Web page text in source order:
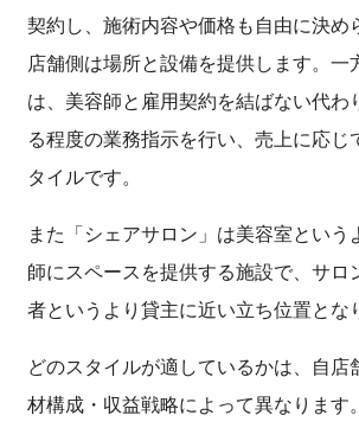
契約し、施術内容や価格も自由に決め
店舗側は場所と設備を提供します。一
は、美容師と雇用契約を結ばない代わ
る程度の業務指示を行い、売上に応じ
タイルです。
また「シェアサロン」は美容室という
師にスペースを提供する施設で、サロ
者というより貸主に近い立ち位置とな
どのスタイルが適しているかは、自店
材構成・収益戦略によって異なります